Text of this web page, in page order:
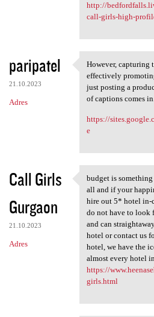
http://
call-girls-high-
paripatel
21.10.2023
Adres
However,
However, capturing
effectively
just posting a
of captions comes in.
https://
e
Call Girls
Gurgaon
21.10.2023
Adres
budget is
budget is
all and if your
hire out 5* hotel
do not have to look
and can
hotel or contact us
hotel, we have the
almost every hotel
https://
girls.html